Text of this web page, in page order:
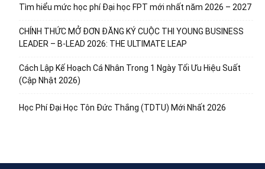
Tìm hiểu mức học phí Đại học FPT mới nhất năm 2026 – 2027
CHÍNH THỨC MỞ ĐƠN ĐĂNG KÝ CUỘC THI YOUNG BUSINESS
LEADER – B-LEAD 2026: THE ULTIMATE LEAP
Cách Lập Kế Hoạch Cá Nhân Trong 1 Ngày Tối Ưu Hiệu Suất
(Cập Nhật 2026)
Học Phí Đại Học Tôn Đức Thắng (TDTU) Mới Nhất 2026